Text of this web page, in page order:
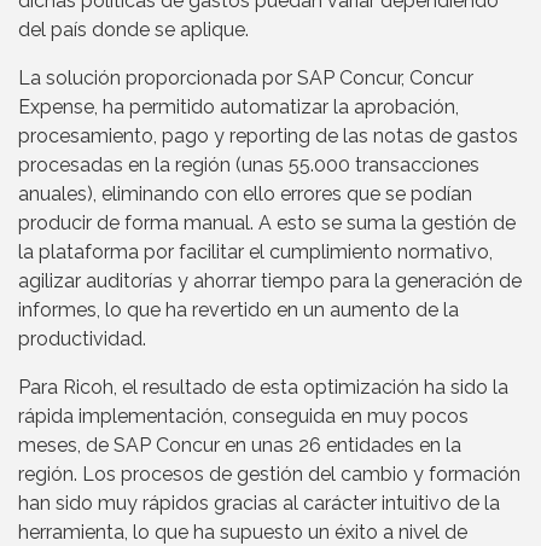
del país donde se aplique.
La solución proporcionada por SAP Concur, Concur
Expense, ha permitido automatizar la aprobación,
procesamiento, pago y reporting de las notas de gastos
procesadas en la región (unas 55.000 transacciones
anuales), eliminando con ello errores que se podían
producir de forma manual. A esto se suma la gestión de
la plataforma por facilitar el cumplimiento normativo,
agilizar auditorías y ahorrar tiempo para la generación de
informes, lo que ha revertido en un aumento de la
productividad.
Para Ricoh, el resultado de esta optimización ha sido la
rápida implementación, conseguida en muy pocos
meses, de SAP Concur en unas 26 entidades en la
región. Los procesos de gestión del cambio y formación
han sido muy rápidos gracias al carácter intuitivo de la
herramienta, lo que ha supuesto un éxito a nivel de